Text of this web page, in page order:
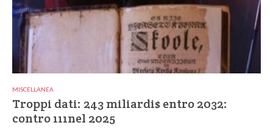
MISCELLANEA
Troppi dati: 243 miliardi$ entro 2032:
contro 111nel 2025